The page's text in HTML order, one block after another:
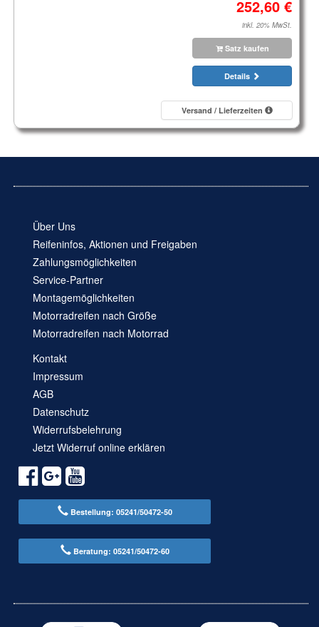
inkl. 20% MwSt.
Satz kaufen
Details
Versand / Lieferzeiten
Über Uns
Reifeninfos, Aktionen und Freigaben
Zahlungsmöglichkeiten
Service-Partner
Montagemöglichkeiten
Motorradreifen nach Größe
Motorradreifen nach Motorrad
Kontakt
Impressum
AGB
Datenschutz
Widerrufsbelehrung
Jetzt Widerruf online erklären
Bestellung: 05241/50472-50
Beratung: 05241/50472-60